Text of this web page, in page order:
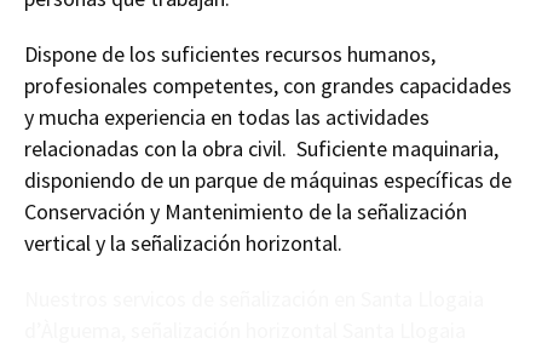
Dispone de los suficientes recursos humanos,
profesionales competentes, con grandes capacidades
y mucha experiencia en todas las actividades
relacionadas con la obra civil. Suficiente maquinaria,
disponiendo de un parque de máquinas específicas de
Conservación y Mantenimiento de la señalización
vertical y la señalización horizontal.